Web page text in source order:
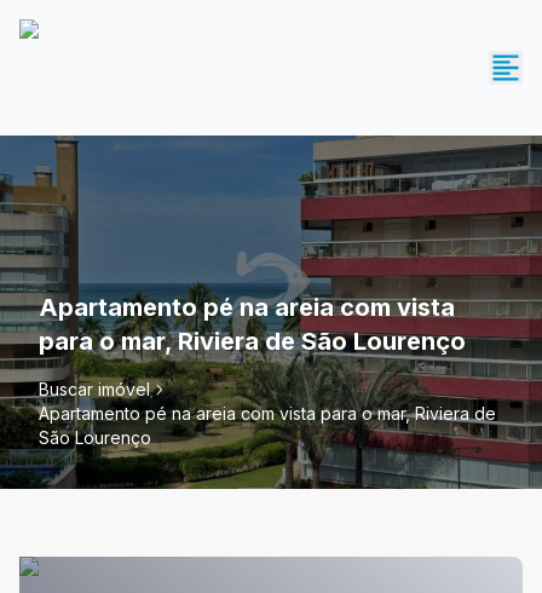
Apartamento pé na areia com vista
para o mar, Riviera de São Lourenço
Buscar imóvel
Apartamento pé na areia com vista para o mar, Riviera de
São Lourenço